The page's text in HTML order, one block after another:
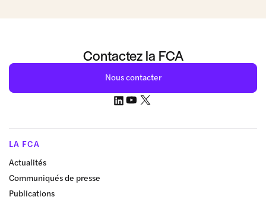
Contactez la FCA
Nous contacter
LA FCA
Actualités
Communiqués de presse
Publications